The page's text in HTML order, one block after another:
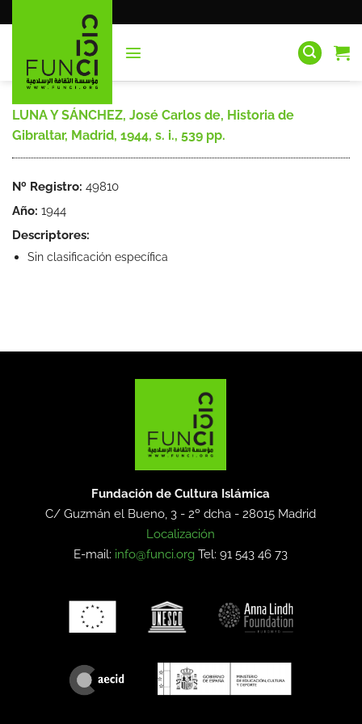
al
LUNA Y SÁNCHEZ, José Carlos de, Historia de
Gibraltar, Madrid, 1944, s. i., 539 pp.
Nº Registro: 49810
Año: 1944
Descriptores:
Sin clasificación específica
Fundación de Cultura Islámica
C/ Guzmán el Bueno, 3 - 2º dcha -28015 Madrid
Localización
E-mail: info@funci.org Tel: 91 543 46 73